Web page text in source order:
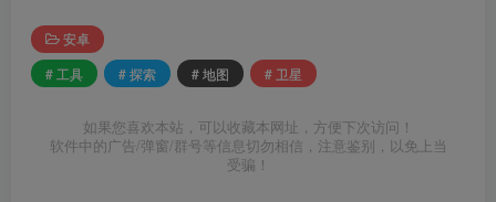
安卓
# 工具
# 探索 # 地图 # 卫星
如果您喜欢本站，可以收藏本网址，方便下次访问！
软件中的广告/弹窗/群号等信息切勿相信，注意鉴别，以免上当
受骗！